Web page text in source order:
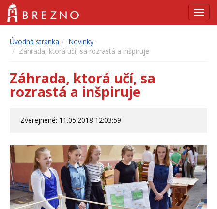
Úvodná stránka
Novinky
Záhrada, ktorá učí, sa rozrastá a inšpiruje
Záhrada, ktorá učí, sa
rozrastá a inšpiruje
Zverejnené: 11.05.2018 12:03:59